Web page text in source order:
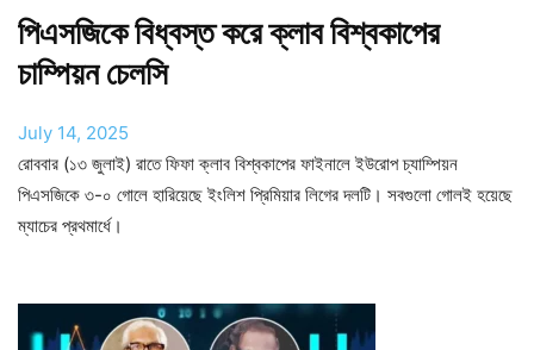
পিএসজিকে বিধ্বস্ত করে ক্লাব বিশ্বকাপের
চাম্পিয়ন চেলসি
July 14, 2025
রোববার (১৩ জুলাই) রাতে ফিফা ক্লাব বিশ্বকাপের ফাইনালে ইউরোপ চ্যাম্পিয়ন
পিএসজিকে ৩-০ গোলে হারিয়েছে ইংলিশ প্রিমিয়ার লিগের দলটি। সবগুলো গোলই হয়েছে
ম্যাচের প্রথমার্ধে।